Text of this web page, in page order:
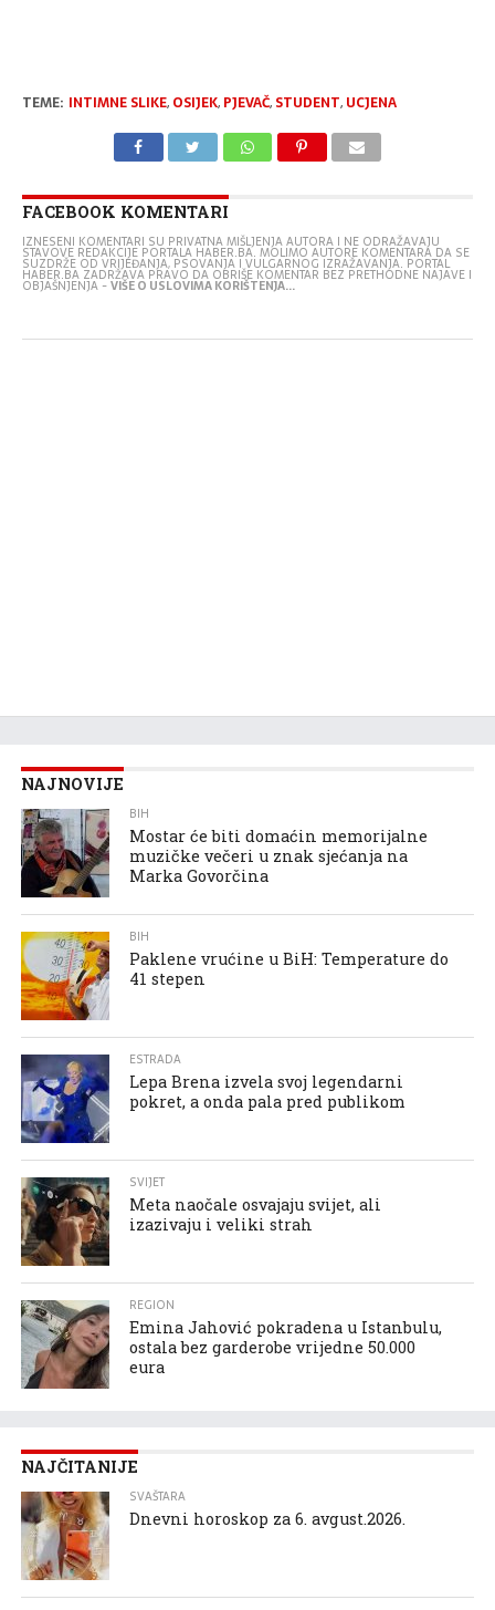
TEME: INTIMNE SLIKE, OSIJEK, PJEVAČ, STUDENT, UCJENA
FACEBOOK KOMENTARI
IZNESENI KOMENTARI SU PRIVATNA MIŠLJENJA AUTORA I NE ODRAŽAVAJU
STAVOVE REDAKCIJE PORTALA HABER.BA. MOLIMO AUTORE KOMENTARA DA SE
SUZDRŽE OD VRIJEĐANJA, PSOVANJA I VULGARNOG IZRAŽAVANJA. PORTAL
HABER.BA ZADRŽAVA PRAVO DA OBRIŠE KOMENTAR BEZ PRETHODNE NAJAVE I
OBJAŠNJENJA -VIŠE O USLOVIMA KORIŠTENJA...
NAJNOVIJE
BIH
Mostar će biti domaćin memorijalne
muzičke večeri u znak sjećanja na
Marka Govorčina
BIH
Paklene vrućine u BiH: Temperature do
41 stepen
ESTRADA
Lepa Brena izvela svoj legendarni
pokret, a onda pala pred publikom
SVIJET
Meta naočale osvajaju svijet, ali
izazivaju i veliki strah
REGION
Emina Jahović pokradena u Istanbulu,
ostala bez garderobe vrijedne 50.000
eura
NAJČITANIJE
SVAŠTARA
Dnevni horoskop za 6. avgust.2026.